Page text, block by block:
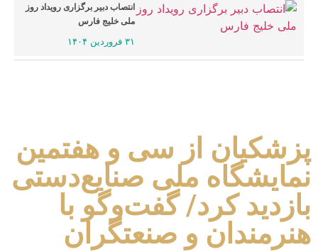
انتصاب دبیر برگزاری رویداد روز
ملی خلیج فارس
۳۱ فروردین ۱۴۰۴
پزشکیان از سی و هفتمین
نمایشگاه ملی صنایع‌دستی
بازدید کرد/ گفت‌وگو با
هنرمندان و صنعتگران